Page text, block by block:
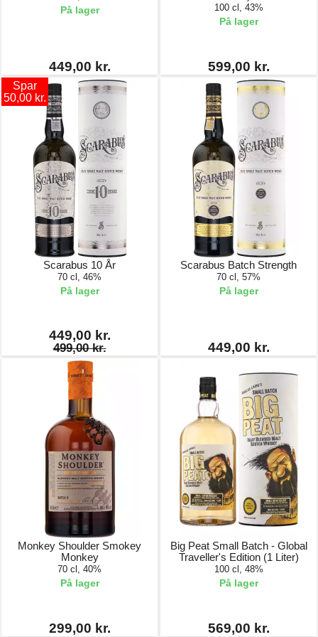
På lager
449,00 kr.
100 cl, 43%
På lager
599,00 kr.
Spar
50,00 kr.
Scarabus 10 År
70 cl, 46%
På lager
449,00 kr.
499,00 kr.
Scarabus Batch Strength
70 cl, 57%
På lager
449,00 kr.
Monkey Shoulder Smokey
Monkey
70 cl, 40%
På lager
299,00 kr.
Big Peat Small Batch - Global
Traveller's Edition (1 Liter)
100 cl, 48%
På lager
569,00 kr.